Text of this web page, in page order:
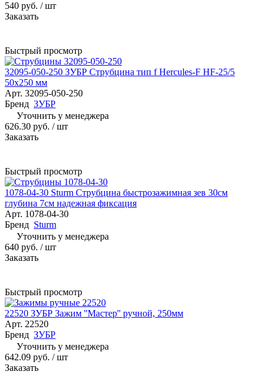
540 руб. / шт
Заказать
Быстрый просмотр
32095-050-250 ЗУБР Струбцина тип f Hercules-F HF-25/5
50х250 мм
Арт. 32095-050-250
Бренд ЗУБР
Уточнить у менеджера
626.30 руб. / шт
Заказать
Быстрый просмотр
1078-04-30 Sturm Струбцина быстрозажимная зев 30см
глубина 7см надежная фиксация
Арт. 1078-04-30
Бренд Sturm
Уточнить у менеджера
640 руб. / шт
Заказать
Быстрый просмотр
22520 ЗУБР Зажим ''Мастер'' ручной, 250мм
Арт. 22520
Бренд ЗУБР
Уточнить у менеджера
642.09 руб. / шт
Заказать